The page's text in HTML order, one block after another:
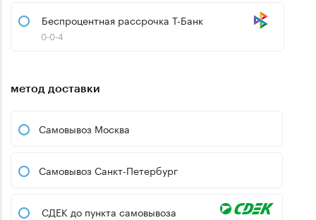
Беспроцентная рассрочка Т-Банк
0-0-4
метод доставки
Самовывоз Москва
Самовывоз Санкт-Петербург
СДЕК до пункта самовывоза